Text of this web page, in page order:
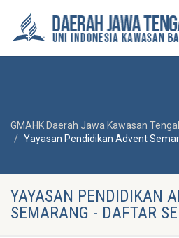
GMAHK Daerah Jawa Kawasan
Yayasan Pendidikan Advent
YAYASAN PENDIDIKAN
SEMARANG - DAFTAR